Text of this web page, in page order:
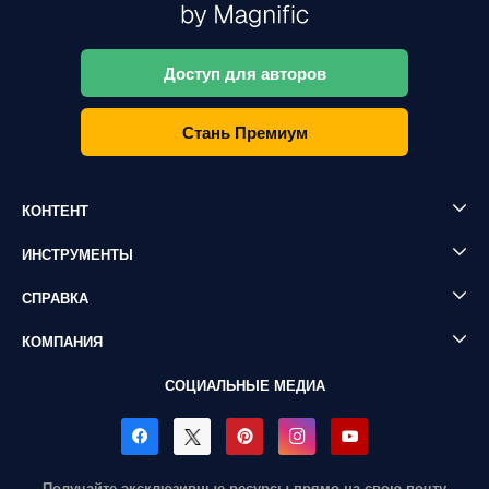
Доступ для авторов
Стань Премиум
КОНТЕНТ
ИНСТРУМЕНТЫ
СПРАВКА
КОМПАНИЯ
СОЦИАЛЬНЫЕ МЕДИА